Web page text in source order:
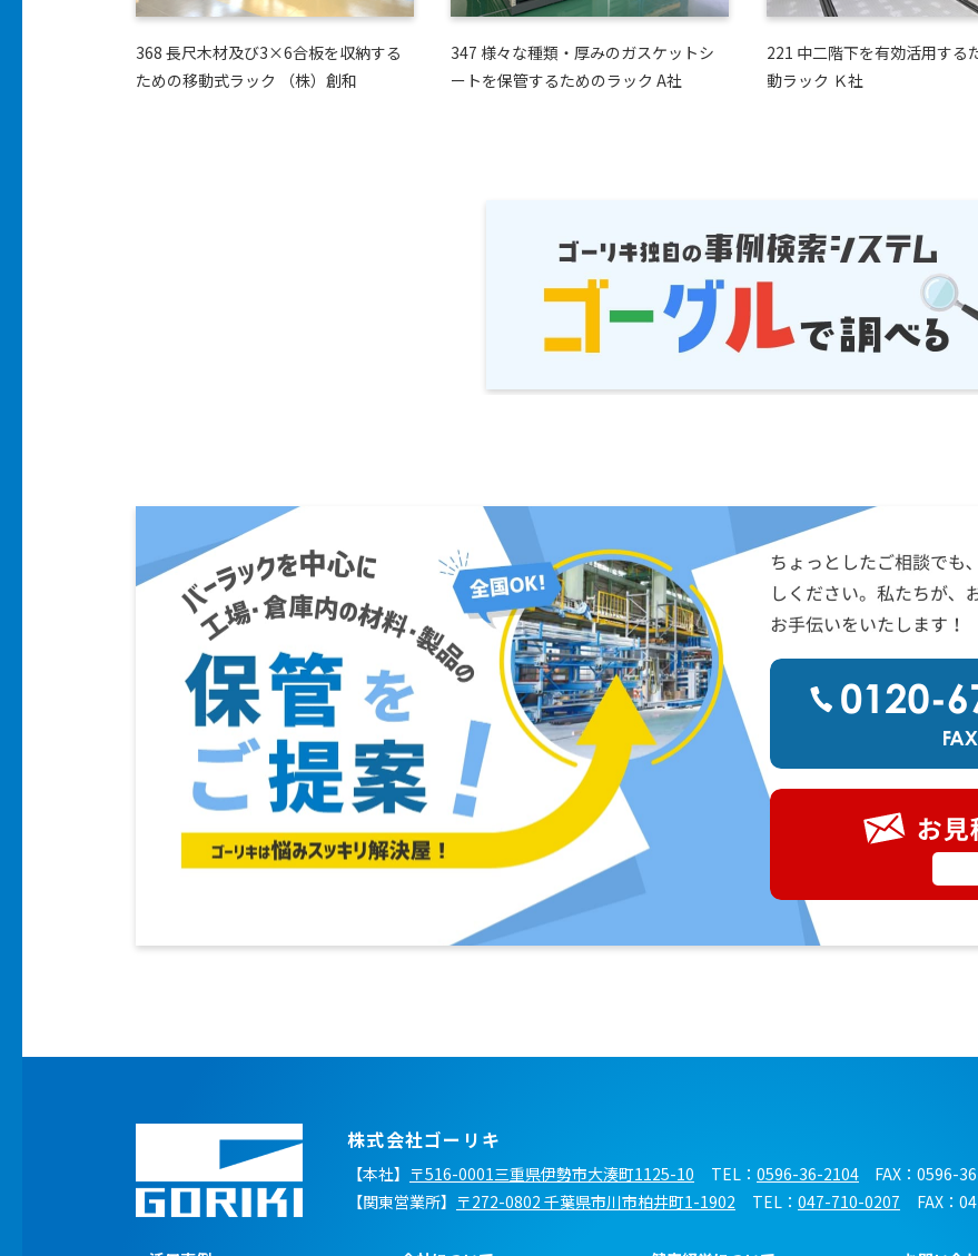
368 長尺木材及び3×6合板を収納する
ための移動式ラック （株）創和
347 様々な種類・厚みのガスケットシ
ートを保管するためのラック A社
221 中二階下を有効活用する
動ラック Ｋ社
株式会社ゴーリキ
【本社】 〒516-0001三重県伊勢市大湊町1125-10 TEL： 0596-36-2104 FAX：0596-
【関東営業所】 〒272-0802 千葉県市川市柏井町1-1902 TEL： 047-710-0207 FAX：